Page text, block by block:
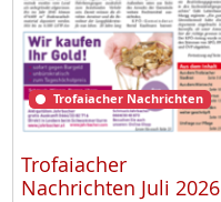
Trofaiacher Nachrichten
Trofaiacher
Nachrichten Juli 2026